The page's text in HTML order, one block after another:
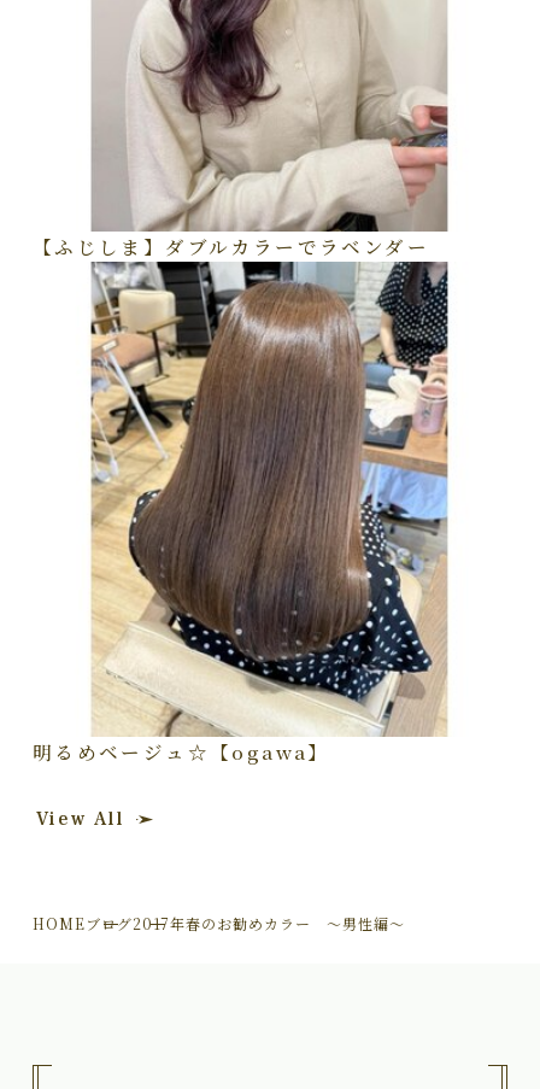
【ふじしま】ダブルカラーでラベンダー
明るめベージュ☆【ogawa】
View All
HOMEブログ2017年春のお勧めカラー ～男性編～